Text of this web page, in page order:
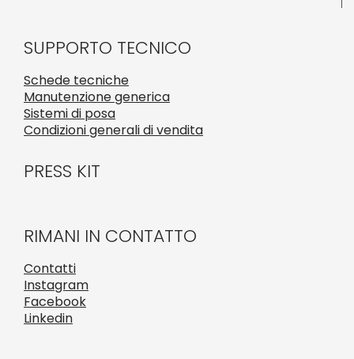
SUPPORTO TECNICO
Schede tecniche
Manutenzione generica
Sistemi di posa
Condizioni generali di vendita
PRESS KIT
RIMANI IN CONTATTO
Contatti
Instagram
Facebook
Linkedin